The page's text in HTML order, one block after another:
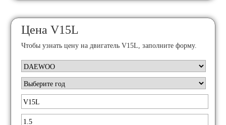
Цена V15L
Чтобы узнать цену на двигатель V15L, заполните форму.